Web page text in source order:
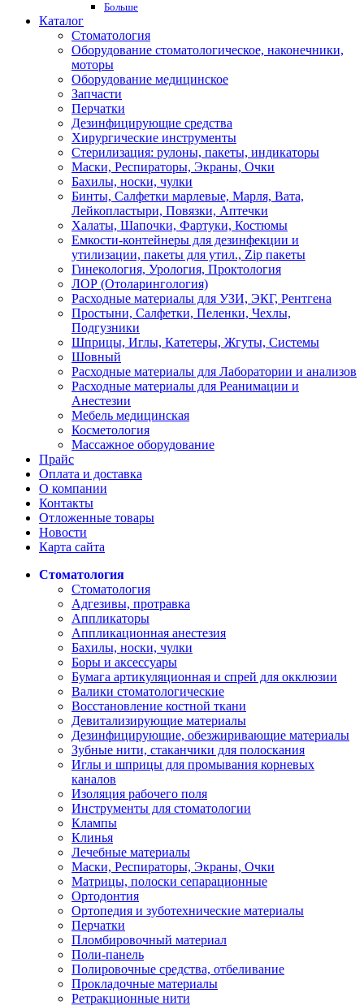
Больше
Каталог
Стоматология
Оборудование стоматологическое, наконечники,
моторы
Оборудование медицинское
Запчасти
Перчатки
Дезинфицирующие средства
Хирургические инструменты
Стерилизация: рулоны, пакеты, индикаторы
Маски, Респираторы, Экраны, Очки
Бахилы, носки, чулки
Бинты, Салфетки марлевые, Марля, Вата,
Лейкопластыри, Повязки, Аптечки
Халаты, Шапочки, Фартуки, Костюмы
Емкости-контейнеры для дезинфекции и
утилизации, пакеты для утил., Zip пакеты
Гинекология, Урология, Проктология
ЛОР (Отоларингология)
Расходные материалы для УЗИ, ЭКГ, Рентгена
Простыни, Салфетки, Пеленки, Чехлы,
Подгузники
Шприцы, Иглы, Катетеры, Жгуты, Системы
Шовный
Расходные материалы для Лаборатории и анализов
Расходные материалы для Реанимации и
Анестезии
Мебель медицинская
Косметология
Массажное оборудование
Прайс
Оплата и доставка
О компании
Контакты
Отложенные товары
Новости
Карта сайта
Стоматология
Стоматология
Адгезивы, протравка
Аппликаторы
Аппликационная анестезия
Бахилы, носки, чулки
Боры и аксессуары
Бумага артикуляционная и спрей для окклюзии
Валики стоматологические
Восстановление костной ткани
Девитализирующие материалы
Дезинфицирующие, обезжиривающие материалы
Зубные нити, стаканчики для полоскания
Иглы и шприцы для промывания корневых
каналов
Изоляция рабочего поля
Инструменты для стоматологии
Клампы
Клинья
Лечебные материалы
Маски, Респираторы, Экраны, Очки
Матрицы, полоски сепарационные
Ортодонтия
Ортопедия и зуботехнические материалы
Перчатки
Пломбировочный материал
Поли-панель
Полировочные средства, отбеливание
Прокладочные материалы
Ретракционные нити